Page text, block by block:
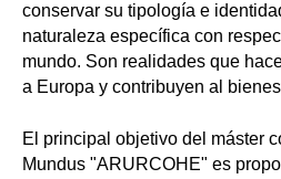
conservar su tipología e
naturaleza específica con
mundo. Son realidades que
a Europa y contribuyen al
El principal objetivo del máster
Mundus "ARURCOHE" es